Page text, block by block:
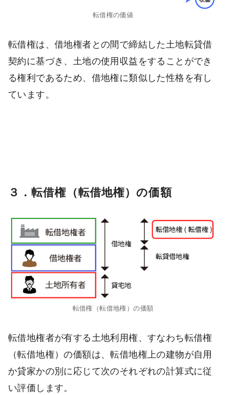
転借権の価値
転借権は、借地権者との間で締結した土地転貸借
契約に基づき、土地の使用収益をすることができ
る権利であるため、借地権に類似した性格を有し
ています。
３．転借権（転借地権）の価額
転借権（転借地権）の価額
転借地権者が有する土地利用権、すなわち転借権
（転借地権）の価額は、転借地権上の建物が自用
か貸家かの別に応じて次のそれぞれの計算式に従
い評価します。